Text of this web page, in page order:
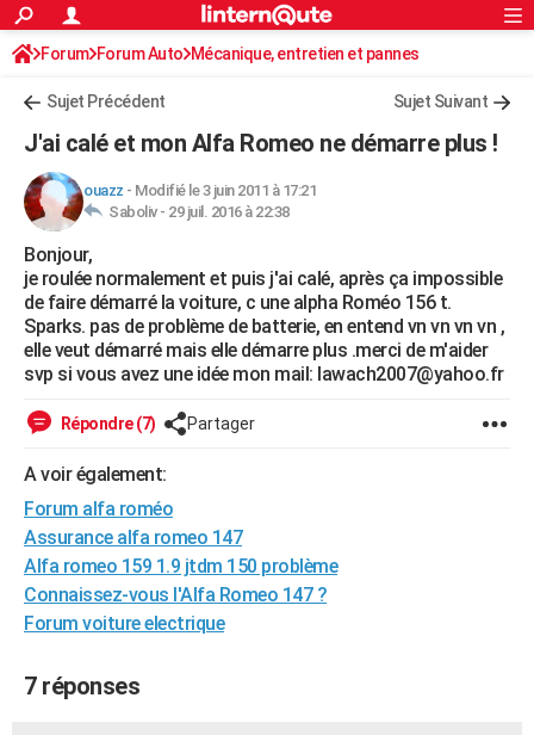
ACTUALITÉS
Politique
Société
Faits Divers
Education
Monde
Villes
+
FINANCE
Retraite
Impôts
Epargne
Immobilier
Risques naturels par ville
Banque
Assurance
Crédit
AUTO
Essais
Réserver un essai
Citadines
Berlines
SUV
Forum auto
+HIGH-TECH
Mobiles
Meilleur smartphone
Internet
Ordinateurs
Jeux vidéo
Guide high-tech
+BRICOLAGE
Forum
Aménagement intérieur
Extérieur
Cuisine
Salle de bains
Jardinage
Rangement
WEEK-END
Guides de France
Escapades
Patrimoine
Expositions
Musées
Week-end nature
LIFESTYLE
SANTE
Alimentation
Guide de la santé
Maladies
Médicaments
Sommeil
VOYAGE
Destinations
City break
Voyage nature
Voyage de noces
Forum
Climat
PHOTO
GUIDES D'ACHAT
Rechercher
S'inscrire
Connexion
Forum Forum Auto Mécanique, entretien et pannes
Sujet Précédent Sujet Suivant
J'ai calé et mon Alfa Romeo ne démarre plus !
ouazz - Modifié le 3 juin 2011 à 17:21
Saboliv - 29 juil. 2016 à 22:38
Bonjour,
je roulée normalement et puis j'ai calé, après ça impossible
de faire démarré la voiture, c une alpha Roméo 156 t.
Sparks. pas de problème de batterie, en entend vn vn vn vn ,
elle veut démarré mais elle démarre plus .merci de m'aider
svp si vous avez une idée mon mail: lawach2007@yahoo.fr
Répondre (7) Partager
A voir également:
Forum alfa roméo
Assurance alfa romeo 147
Alfa romeo 159 1.9 jtdm 150 problème
Connaissez-vous l'Alfa Romeo 147 ?
Forum voiture electrique
7 réponses